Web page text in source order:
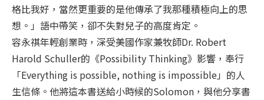
格比我好，當然更重要的是他傳承了我那種積極向上的思
想。」語中帶笑，卻不失對兒子的高度肯定。
容永祺年輕創業時，深受美國作家兼牧師Dr. Robert
Harold Schuller的《Possibility Thinking》影響，奉行
「Everything is possible, nothing is impossible」的人
生信條。他將這本書送給小時候的Solomon，與他分享書